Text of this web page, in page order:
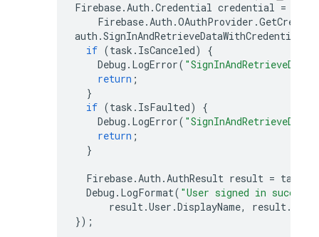
Firebase.Auth .Credential credential =
Firebase.Auth .OAuthProvider .
auth .
if (task . IsCanceled)
{
Debug . LogError(
return ;
}
if (task . IsFaulted)
{
Debug . LogError(
return ;
}
Firebase.Auth .AuthResult result = task
Debug . LogFormat( "User signed in
result.User .DisplayName, result.
});